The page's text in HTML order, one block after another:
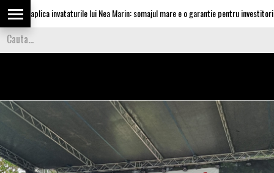
aplica invataturile lui Nea Marin: somajul mare e o garantie pentru investitori